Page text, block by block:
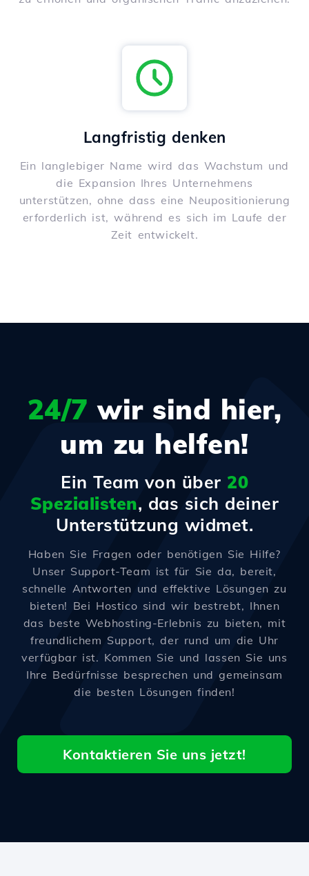
Langfristig denken
Ein langlebiger Name wird das Wachstum und
die Expansion Ihres Unternehmens
unterstützen, ohne dass eine Neupositionierung
erforderlich ist, während es sich im Laufe der
Zeit entwickelt.
24/7 wir sind hier,
um zu helfen!
Ein Team von über 20
Spezialisten, das sich deiner
Unterstützung widmet.
Haben Sie Fragen oder benötigen Sie Hilfe?
Unser Support-Team ist für Sie da, bereit,
schnelle Antworten und effektive Lösungen zu
bieten! Bei Hostico sind wir bestrebt, Ihnen
das beste Webhosting-Erlebnis zu bieten, mit
freundlichem Support, der rund um die Uhr
verfügbar ist. Kommen Sie und lassen Sie uns
Ihre Bedürfnisse besprechen und gemeinsam
die besten Lösungen finden!
Kontaktieren Sie uns jetzt!